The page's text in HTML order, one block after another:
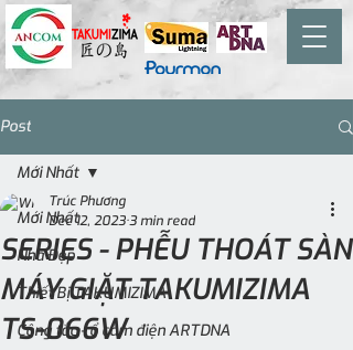
Post
Mới Nhất
Nhà Đẹp
Thiết Bị TAKUMIZIMA
Công tắc - ổ cắm điện ARTDNA
Mới Nhất
SERIES - PHỄU THOÁT SÀN
MÁY GIẶT TAKUMIZIMA
TS-066W
Trúc Phương
Dec 12, 20233 min read